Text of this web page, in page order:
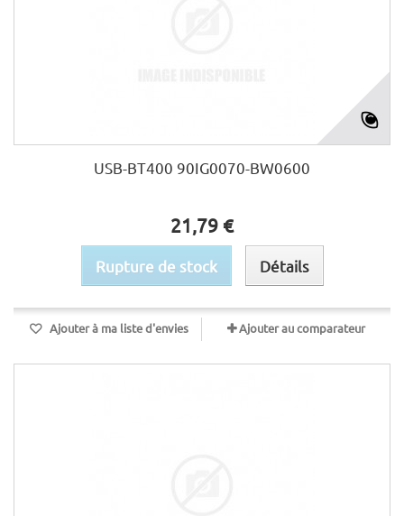
USB-BT400 90IG0070-BW0600
21,79 €
Rupture de stock Détails
Ajouter à ma liste d'envies Ajouter au comparateur